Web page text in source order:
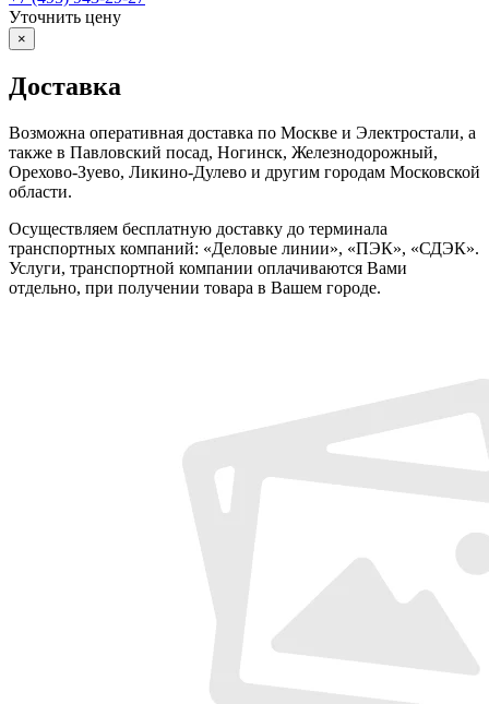
Уточнить цену
×
Доставка
Возможна оперативная доставка по Москве и Электростали, а
также в Павловский посад, Ногинск, Железнодорожный,
Орехово-Зуево, Ликино-Дулево и другим городам Московской
области.
Осуществляем бесплатную доставку до терминала
транспортных компаний: «Деловые линии», «ПЭК», «СДЭК».
Услуги, транспортной компании оплачиваются Вами
отдельно, при получении товара в Вашем городе.